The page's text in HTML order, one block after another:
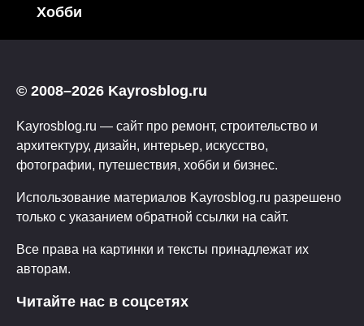
Хобби
© 2008–2026 Kayrosblog.ru
Kayrosblog.ru — сайт про ремонт, строительство и
архитектуру, дизайн, интерьер, искусство,
фотографии, путешествия, хобби и бизнес.
Использование материалов Kayrosblog.ru разрешено
только с указанием обратной ссылки на сайт.
Все права на картинки и тексты принадлежат их
авторам.
Читайте нас в соцсетях